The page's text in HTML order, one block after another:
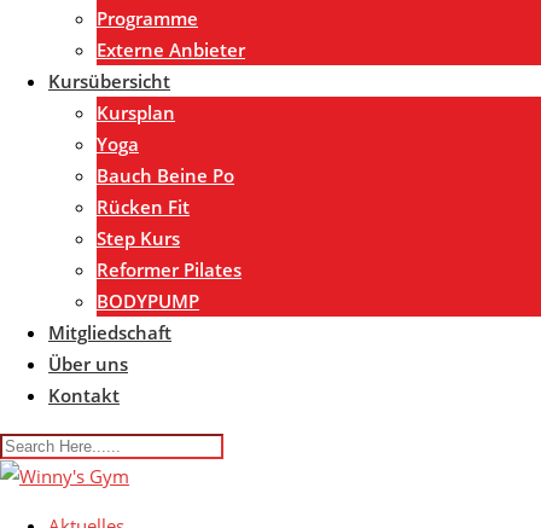
Programme
Externe Anbieter
Kursübersicht
Kursplan
Yoga
Bauch Beine Po
Rücken Fit
Step Kurs
Reformer Pilates
BODYPUMP
Mitgliedschaft
Über uns
Kontakt